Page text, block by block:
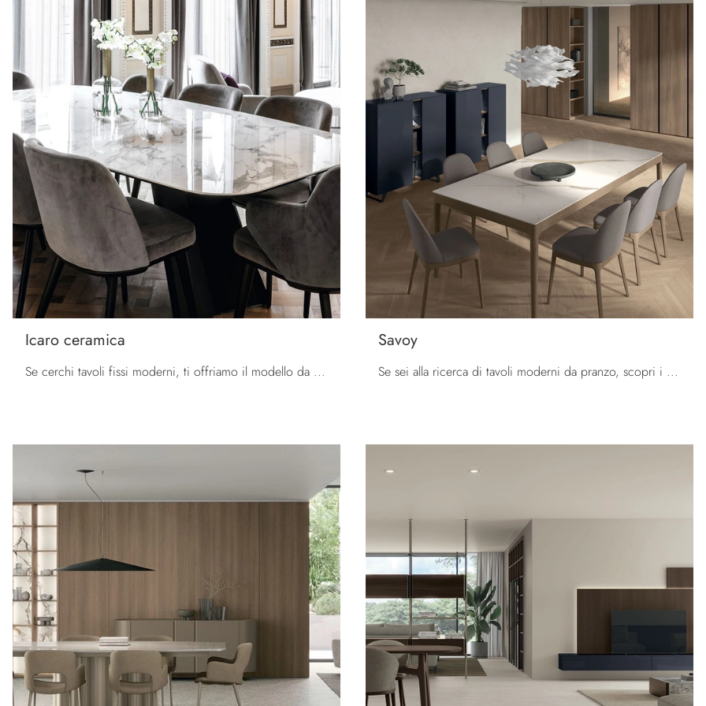
Icaro ceramica
Se cerchi tavoli fissi moderni, ti offriamo il modello da pranzo in ceramica Icaro ceramica della firma Calligaris.
Savoy
Se sei alla ricerca di tavoli moderni da pranzo, scopri i modelli fissi di Tomasella: clicca e scopri il modello Savoy in gres.